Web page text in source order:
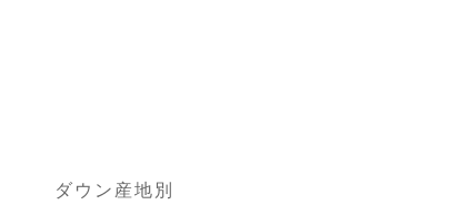
ダウン産地別